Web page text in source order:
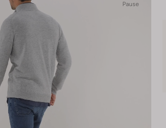
Pause